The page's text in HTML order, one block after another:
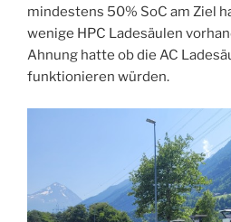
mindestens 50% SoC am Ziel
wenige HPC Ladesäulen
Ahnung hatte ob die AC
funktionieren würden.